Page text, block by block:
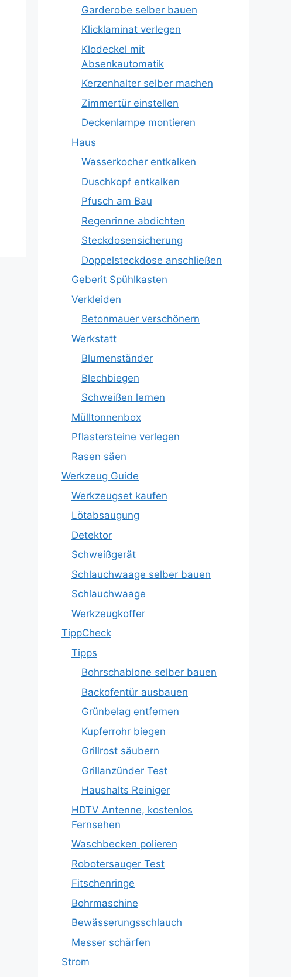
Garderobe selber bauen
Klicklaminat verlegen
Klodeckel mit
Absenkautomatik
Kerzenhalter selber machen
Zimmertür einstellen
Deckenlampe montieren
Haus
Wasserkocher entkalken
Duschkopf entkalken
Pfusch am Bau
Regenrinne abdichten
Steckdosensicherung
Doppelsteckdose anschließen
Geberit Spühlkasten
Verkleiden
Betonmauer verschönern
Werkstatt
Blumenständer
Blechbiegen
Schweißen lernen
Mülltonnenbox
Pflastersteine verlegen
Rasen säen
Werkzeug Guide
Werkzeugset kaufen
Lötabsaugung
Detektor
Schweißgerät
Schlauchwaage selber bauen
Schlauchwaage
Werkzeugkoffer
TippCheck
Tipps
Bohrschablone selber bauen
Backofentür ausbauen
Grünbelag entfernen
Kupferrohr biegen
Grillrost säubern
Grillanzünder Test
Haushalts Reiniger
HDTV Antenne, kostenlos
Fernsehen
Waschbecken polieren
Robotersauger Test
Fitschenringe
Bohrmaschine
Bewässerungsschlauch
Messer schärfen
Strom